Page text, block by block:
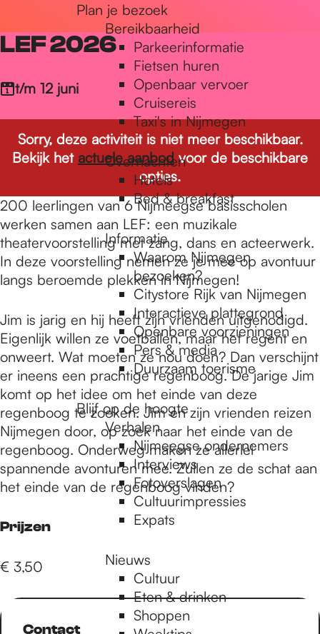
Plan je bezoek
Bereikbaarheid
Parkeerinformatie
Fietsen huren
Openbaar vervoer
Cruisereis
Taxi's in Nijmegen
Overnachten
Hotels
Bed & breakfast
Informatie
Waarom Nijmegen
bezoeken?
Citystore Rijk van Nijmegen
Interactieve plattegrond
Openbare voorzieningen
Pers & media
Duurzaam toerisme
Blijf op de hoogte
Verhalen
Nijmeegse ondernemers
Interviews
Fotoverslagen
Cultuurimpressies
Expats
Nieuws
Cultuur
Eten & drinken
Shoppen
LEF 2026
t/m 12 juni
Sorry, deze activiteit is niet meer beschikbaar.
Bekijk het actuele aanbodvoor de beschikbare
opties.
200 leerlingen van 6 Nijmeegse basisscholen
werken samen aan LEF: een muzikale
theatervoorstelling met zang, dans en acteerwerk.
In deze voorstelling nemen ze je mee op avontuur
langs beroemde plekken in Nijmegen!
Jim is jarig en hij heeft zijn vrienden uitgenodigd.
Eigenlijk willen ze voetballen, maar het regent en
onweert. Wat moeten ze nou doen? Dan verschijnt
er ineens een prachtige regenboog. De jarige Jim
komt op het idee om het einde van deze
regenboog te zoeken. Jim en zijn vrienden reizen
Nijmegen door, op zoek naar het einde van de
regenboog. Onderweg maken ze allerlei
spannende avonturen mee. Zullen ze de schat aan
het einde van de regenboog vinden?
Prijzen
€ 3,50
Contact